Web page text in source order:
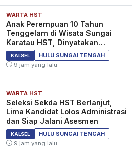
WARTA HST
Anak Perempuan 10 Tahun
Tenggelam di Wisata Sungai
Karatau HST, Dinyatakan
Meninggal Dunia
KALSEL
HULU SUNGAI TENGAH
9 jam yang lalu
WARTA HST
Seleksi Sekda HST Berlanjut,
Lima Kandidat Lolos Administrasi
dan Siap Jalani Asesmen
KALSEL
HULU SUNGAI TENGAH
9 jam yang lalu